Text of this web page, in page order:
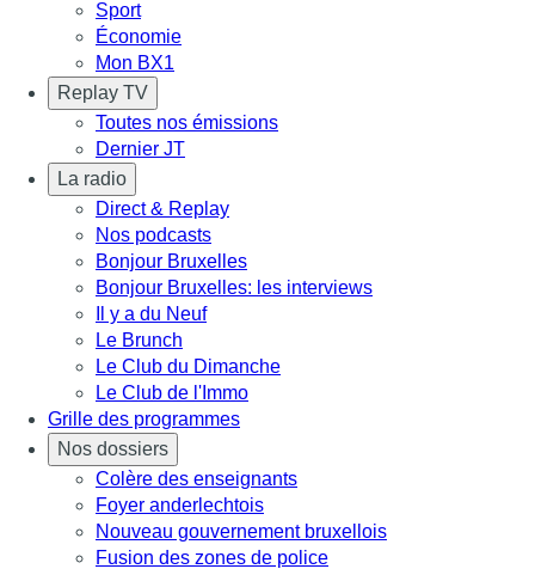
Sport
Économie
Mon BX1
Replay TV
Toutes nos émissions
Dernier JT
La radio
Direct & Replay
Nos podcasts
Bonjour Bruxelles
Bonjour Bruxelles: les interviews
Il y a du Neuf
Le Brunch
Le Club du Dimanche
Le Club de l'Immo
Grille des programmes
Nos dossiers
Colère des enseignants
Foyer anderlechtois
Nouveau gouvernement bruxellois
Fusion des zones de police